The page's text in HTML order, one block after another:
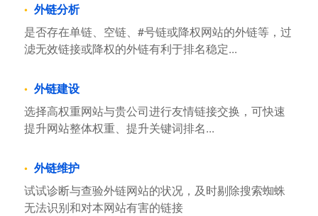
外链分析
是否存在单链、空链、#号链或降权网站的外链等，过
滤无效链接或降权的外链有利于排名稳定...
外链建设
选择高权重网站与贵公司进行友情链接交换，可快速
提升网站整体权重、提升关键词排名...
外链维护
试试诊断与查验外链网站的状况，及时剔除搜索蜘蛛
无法识别和对本网站有害的链接